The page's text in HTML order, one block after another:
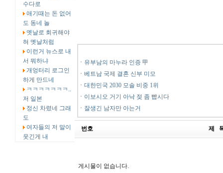
수다로
애기때는 돈 없어
도 동네 놀
옛날로 회귀해야
혀 옛날처럼
이런거 뉴스로 내
서 뭐하냐
개엉터리 로그인
하게 만드네
ㅋㅋㅋㅋㅋㅋㅋ..
저 일본
정신 차렸네 그래
도
여자들의 저 말이
웃긴게 내
ㆍ 유부남의 마누라 인증 甲
ㆍ 베트남 국제 결혼 신부 미모
ㆍ 대한민국 2030 모솔 비중 1위
ㆍ 이보시오 거기 아낙 젖 좀 빱시다
ㆍ 잘생긴 남자만 아는거
번호 제
게시물이 없습니다.